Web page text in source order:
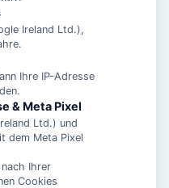
Ireland Ltd.),
Ihre IP-Adresse
& Meta Pixel
Ltd.) und
dem Meta Pixel
Ihrer
Cookies